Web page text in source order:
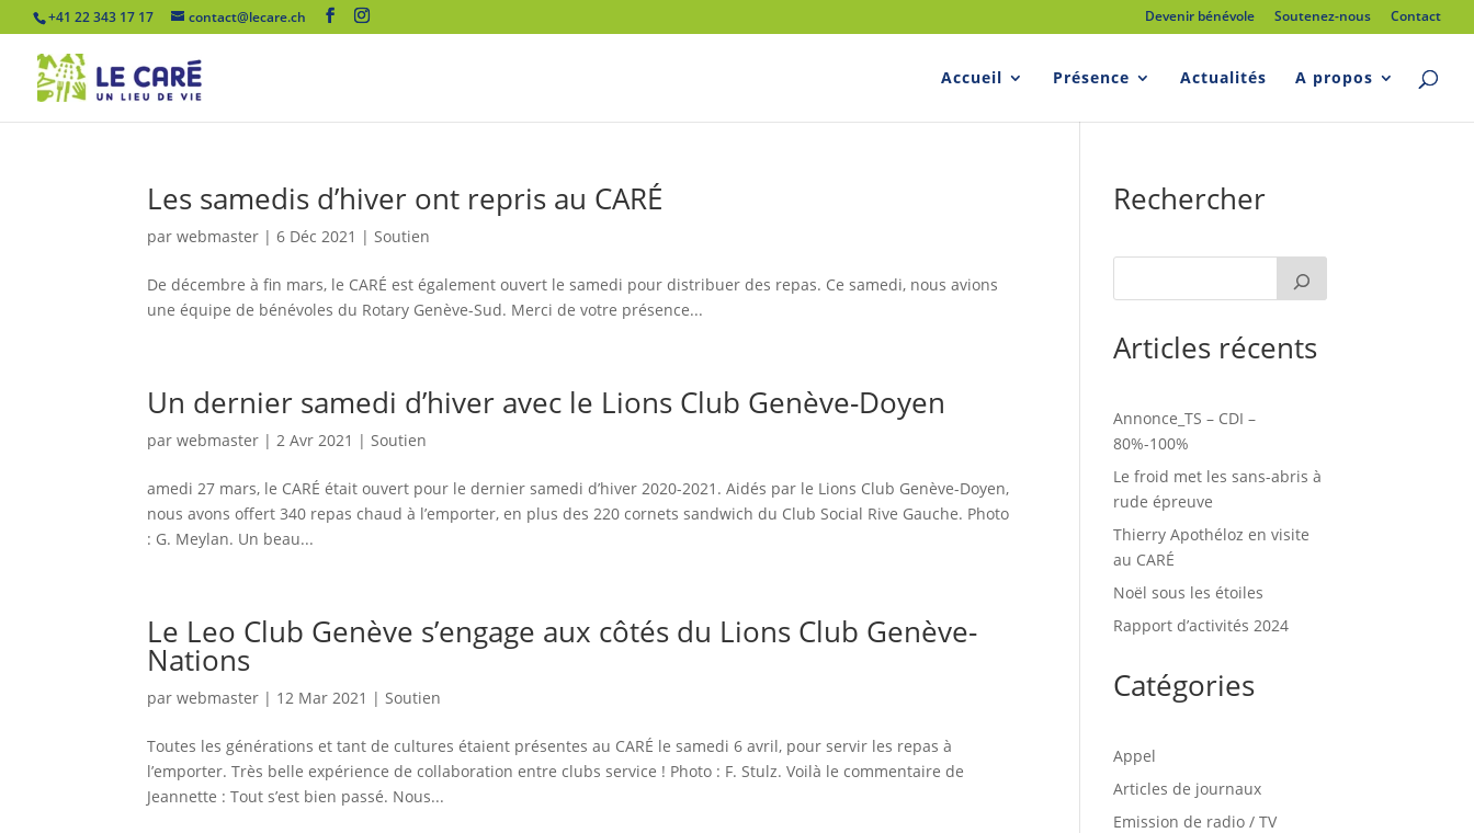
+41 22 343 17 17 contact@lecare.ch Devenir bénévole Soutenez-nous Contact
Accueil Présence Actualités A propos
Les samedis d’hiver ont repris au CARÉ
parwebmaster |6 Déc 2021 |Soutien
De décembre à fin mars, le CARÉ est également ouvert le samedi pour distribuer des repas. Ce samedi, nous avions
une équipe de bénévoles du Rotary Genève-Sud. Merci de votre présence...
Un dernier samedi d’hiver avec le Lions Club Genève-Doyen
parwebmaster |2 Avr 2021 |Soutien
amedi 27 mars, le CARÉ était ouvert pour le dernier samedi d’hiver 2020-2021. Aidés par le Lions Club Genève-Doyen,
nous avons offert 340 repas chaud à l’emporter, en plus des 220 cornets sandwich du Club Social Rive Gauche. Photo
: G. Meylan. Un beau...
Le Leo Club Genève s’engage aux côtés du Lions Club Genève-
Nations
parwebmaster | 12 Mar 2021 |Soutien
Toutes les générations et tant de cultures étaient présentes au CARÉ le samedi 6 avril, pour servir les repas à
l’emporter. Très belle expérience de collaboration entre clubs service ! Photo : F. Stulz. Voilà le commentaire de
Jeannette : Tout s’est bien passé. Nous...
Rechercher
Articles récents
Annonce_TS – CDI –
80%-100%
Le froid met les sans-abris à
rude épreuve
Thierry Apothéloz en visite
au CARÉ
Noël sous les étoiles
Rapport d’activités 2024
Catégories
Appel
Articles de journaux
Emission de radio / TV